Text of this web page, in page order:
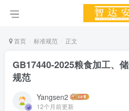
首页 标准规范 正文
GB17440-2025粮食加工、
规范
Yangsen2
12个月前更新